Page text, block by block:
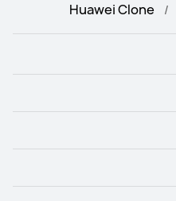
الجديد" على الهاتف
Huawei Clone